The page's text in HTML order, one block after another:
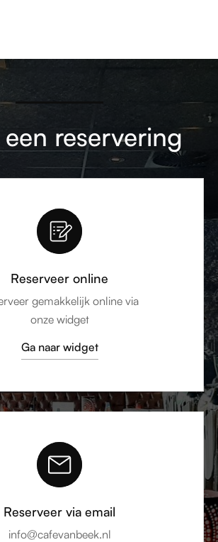
reservering
Reserveer online
gemakkelijk online via
onze widget
Ga naar widget
Reserveer via email
info@cafevanbeek.nl